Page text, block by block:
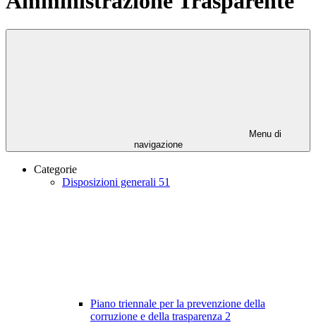
Menu di
navigazione
Categorie
Disposizioni generali 51
Piano triennale per la prevenzione della
corruzione e della trasparenza 2